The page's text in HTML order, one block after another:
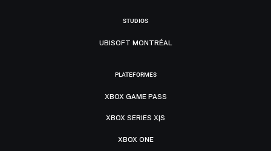
STUDIOS
UBISOFT MONTRÉAL
PLATEFORMES
XBOX GAME PASS
XBOX SERIES X|S
XBOX ONE